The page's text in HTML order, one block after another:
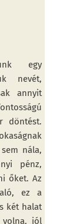
egy
nevét,
annyit
döntést.
nála,
pénz,
őket. Az
ez a
két halat
volna, jól